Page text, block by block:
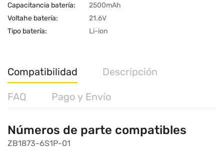
Capacitancia batería:
2500mAh
Voltahe batería:
21.6V
Tipo batería:
Li-ion
Compatibilidad Descripción
FAQ Pago y Envío
Números de parte compatibles
ZB1873-6S1P-01